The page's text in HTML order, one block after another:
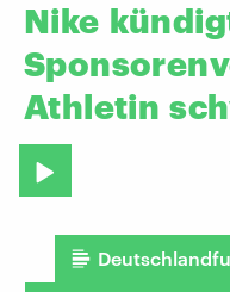
Nike
Athletin